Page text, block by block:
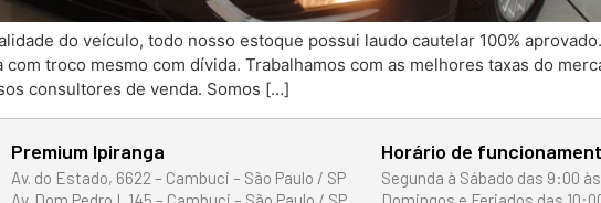
do veículo, todo nosso estoque possui laudo cautelar 100%
com troco mesmo com dívida. Trabalhamos com as melhores taxas do
consultores de venda. Somos […]
Premium Ipiranga
Av. do Estado, 6622 – Cambuci – São Paulo / SP
Horário de
Segunda à Sábado das 9:00